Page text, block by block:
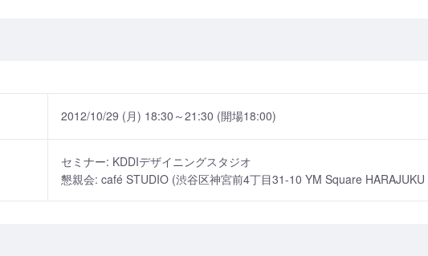
2012/10/29 (月) 18:30～21:30 (開場18:00)
セミナー: KDDIデザイニングスタジオ
懇親会: café STUDIO (渋谷区神宮前4丁目31-10 YM Square HARAJUKU